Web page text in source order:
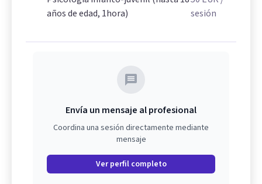
años de edad, 1hora)
sesión
Envía un mensaje al profesional
Coordina una sesión directamente mediante
mensaje
Ver perfil completo